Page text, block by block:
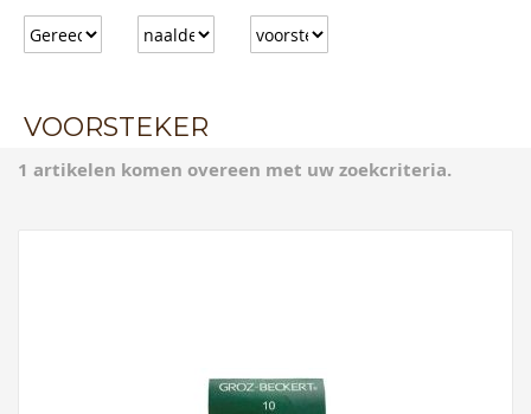
door
naar
VOORSTEKER
1 artikelen komen overeen met uw zoekcriteria.